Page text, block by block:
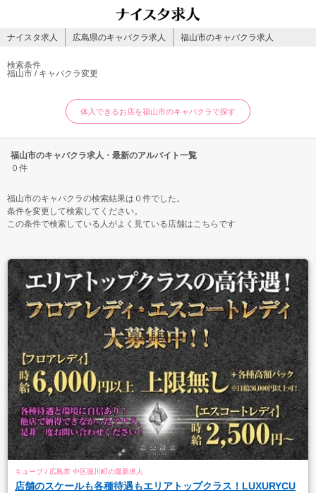
ナイスタ求人 広島県のキャバクラ求人 福山市のキャバクラ求人
検索条件
福山市 / キャバクラ変更
体入できるお店を福山市のキャバクラで探す
福山市のキャバクラ求人・最新のアルバイト一覧
０件
福山市のキャバクラの検索結果は０件でした。
条件を変更して検索してください。
この条件で検索している人がよく見ている店舗はこちらです
キューブ / 広島市 中区堀川町の最新求人
店舗のスケールも各種待遇もエリアトップクラス！LUXURYCU